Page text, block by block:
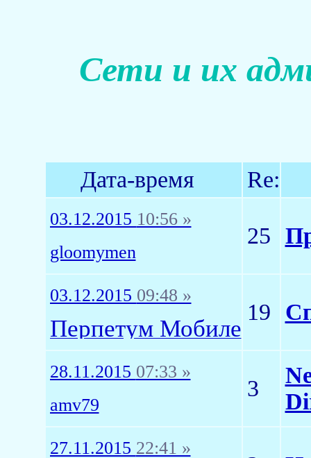
Сети и их
Дата-время Re:
03.12.2015 10:56 »
gloomymen
25
03.12.2015 09:48 »
Перпетум Мобиле
19
28.11.2015 07:33 »
amv79
3
27.11.2015 22:41 »